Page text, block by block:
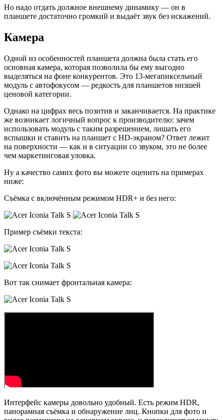
Но надо отдать должное внешнему динамику — он в
планшете достаточно громкий и выдаёт звук без искажений.
Камера
Одной из особенностей планшета должна была стать его
основная камера, которая позволила бы ему выгодно
выделяться на фоне конкурентов. Это 13-мегапиксельный
модуль с автофокусом — редкость для планшетов низшей
ценовой категории.
Однако на цифрах весь позитив и заканчивается. На практике
же возникает логичный вопрос к производителю: зачем
использовать модуль с таким разрешением, лишать его
вспышки и ставить на планшет с HD-экраном? Ответ лежит
на поверхности — как и в ситуации со звуком, это не более
чем маркетинговая уловка.
Ну а качество самих фото вы можете оценить на примерах
ниже:
Съёмка с включённым режимом HDR+ и без него:
Пример съёмки текста:
Вот так снимает фронтальная камера:
Интерфейс камеры довольно удобный. Есть режим HDR,
панорамная съёмка и обнаружение лиц. Кнопки для фото и